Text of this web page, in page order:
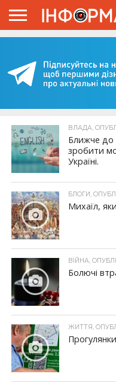
ПРОЄКТ
ВЛАДА,
Ближче до
зробити
Україні.
БЛОГИ,
Михаїл,
ВІЙНА,
Болючі
ЖИТТЯ,